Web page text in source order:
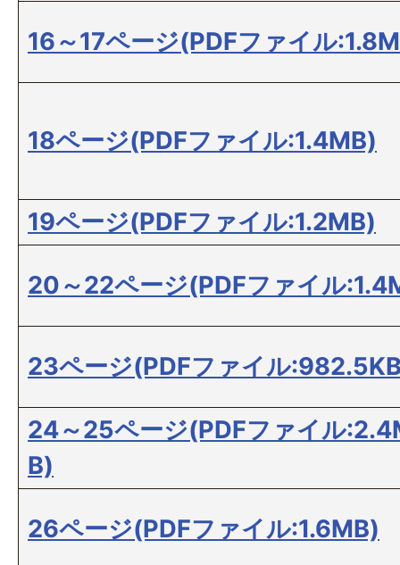
16～17ページ(PDFファイル
18ページ(PDFファイル:1.4MB)
19ページ(PDFファイル:1.2MB)
20～22ページ(PDFファイル
23ページ(PDFファイル
24～25ページ(PDFファイル
B)
26ページ(PDFファイル:1.6MB)